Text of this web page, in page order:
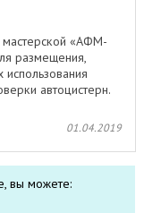
мастерской «АФМ-
размещения,
использования
автоцистерн.
01.04.2019
вы можете: